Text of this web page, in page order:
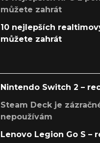
můžete zahrát
10 nejlepších
můžete zahrát
Nintendo Switch 2 –
Steam Deck je
nepoužívám
Lenovo Legion Go S –